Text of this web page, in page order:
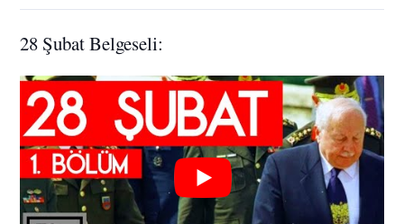
28 Şubat Belgeseli: